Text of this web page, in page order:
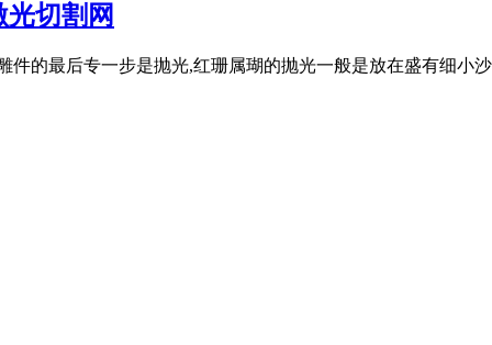
切割网
的最后专一步是抛光,红珊属瑚的抛光一般是放在盛有细小